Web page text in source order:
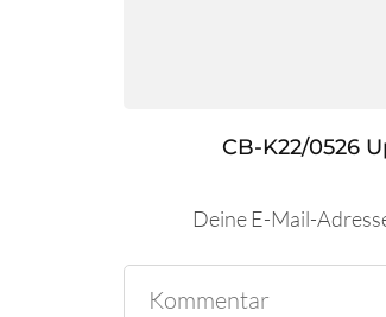
CB-K22/0526
Deine E-Mail-